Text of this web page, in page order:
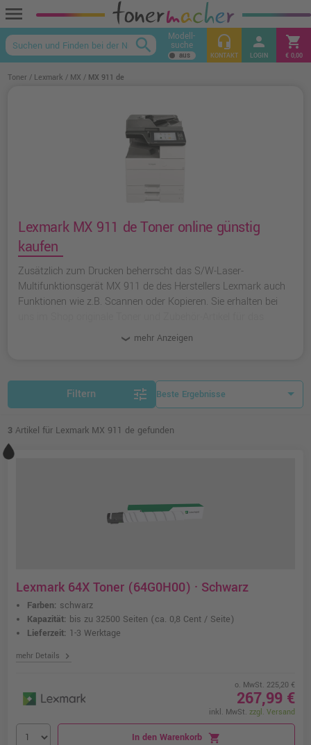
menu
keyboard_arrow_up
search Modell-
suche headset_mic
KONTAKT
person
LOGIN
shopping_cart
€ 0,00
Toner Lexmark MX MX 911 de
Lexmark MX 911 de Toner online günstig
kaufen
Zusätzlich zum Drucken beherrscht das S/W-Laser-
Multifunktionsgerät MX 911 de des Herstellers Lexmark auch
Funktionen wie z.B. Scannen oder Kopieren. Sie erhalten bei
mehr Anzeigen
Filtern tune
3 Artikel für Lexmark MX 911 de gefunden
Lexmark 64X Toner (64G0H00) · Schwarz
Farben: schwarz
Kapazität: bis zu 32500 Seiten (ca. 0,8 Cent / Seite)
Lieferzeit: 1-3 Werktage
mehr Details chevron_right
o. MwSt. 225,20 €
267,99 €
inkl. MwSt. zzgl. Versand
In den Warenkorb shopping_cart